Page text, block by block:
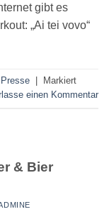
gibt es
„Ai tei vovo“
Presse
Markiert
einen Kommentar
& Bier